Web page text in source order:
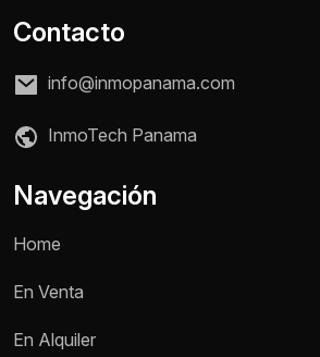
Contacto
info@inmopanama.com
InmoTech Panama
Navegación
Home
En Venta
En Alquiler